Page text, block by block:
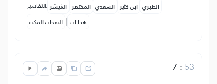
التفاسير: المُيسَّر المختصر السعدي ابن كثير الطبري
النفحات المكية | هدايات
7 : 53